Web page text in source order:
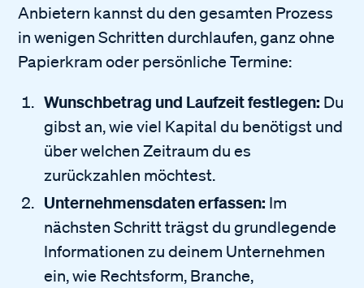
Anbietern kannst du den gesamten Prozess
in wenigen Schritten durchlaufen, ganz ohne
Papierkram oder persönliche Termine:
Wunschbetrag und Laufzeit festlegen: Du
gibst an, wie viel Kapital du benötigst und
über welchen Zeitraum du es
zurückzahlen möchtest.
Unternehmensdaten erfassen: Im
nächsten Schritt trägst du grundlegende
Informationen zu deinem Unternehmen
ein, wie Rechtsform, Branche,